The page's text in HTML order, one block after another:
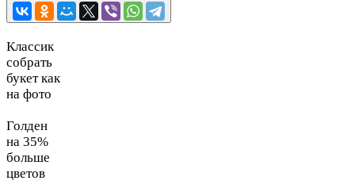
Классик
собрать
букет как
на фото
Голден
на 35%
больше
цветов